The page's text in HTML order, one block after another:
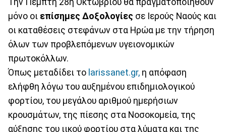
Την Πέμπτη 28η Οκτωβρίου θα πραγματοποιηθούν
μόνο οι επίσημες Δοξολογίες σε Ιερούς Ναούς και
οι καταθέσεις στεφάνων στα Ηρώα με την τήρηση
όλων των προβλεπόμενων υγειονομικών
πρωτοκόλλων.
Όπως μεταδίδει το larissanet.gr, η απόφαση
ελήφθη λόγω του αυξημένου επιδημιολογικού
φορτίου, του μεγάλου αριθμού ημερήσιων
κρουσμάτων, της πίεσης στα Νοσοκομεία, της
αύξησης του ιικού φορτίου στα λύματα και της